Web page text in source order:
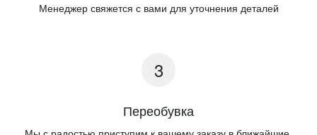
Менеджер свяжется с вами для уточнения деталей
Переобувка